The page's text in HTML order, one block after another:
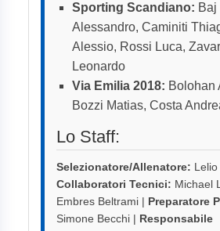
Sporting Scandiano: Baj
Alessandro, Caminiti
Alessio, Rossi Luca,
Leonardo
Via Emilia 2018: Bolohan
Bozzi Matias, Costa
Lo Staff:
Selezionatore/Allenatore:
Collaboratori Tecnici: Michael
Embres Beltrami | Preparatore
Simone Becchi | Responsabile